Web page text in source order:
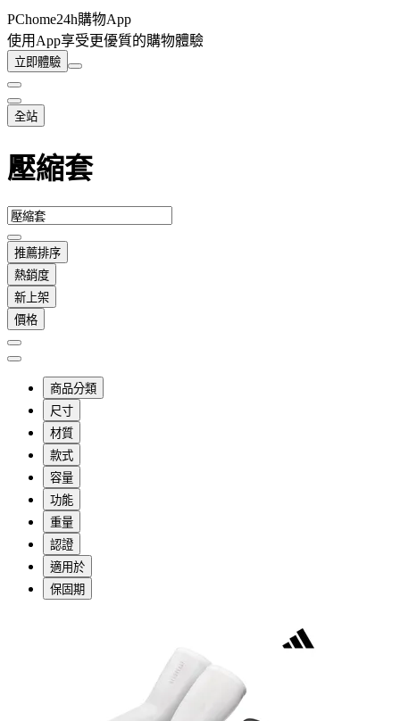
PChome24h購物App
使用App享受更優質的購物體驗
立即體驗
全站
壓縮套
推薦排序
熱銷度
新上架
價格
商品分類
尺寸
材質
款式
容量
功能
重量
認證
適用於
保固期